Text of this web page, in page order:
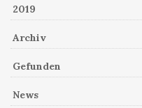
2019
Archiv
Gefunden
News